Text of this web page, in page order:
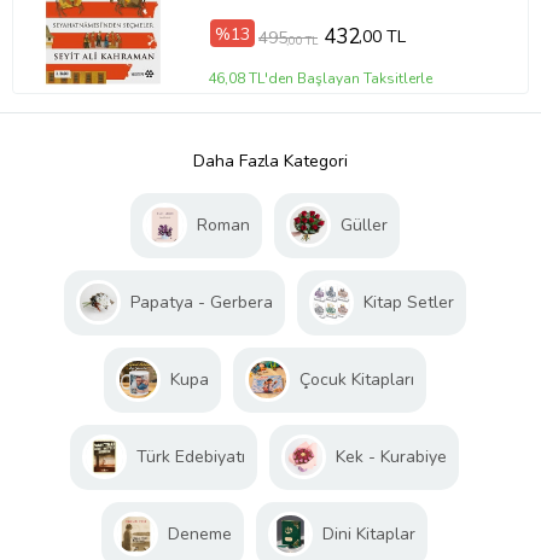
%13 495,00 TL 432,00 TL
46,08 TL'den Başlayan Taksitlerle
Daha Fazla Kategori
Roman Güller
Papatya - Gerbera Kitap Setler
Kupa Çocuk Kitapları
Türk Edebiyatı Kek - Kurabiye
Deneme Dini Kitaplar